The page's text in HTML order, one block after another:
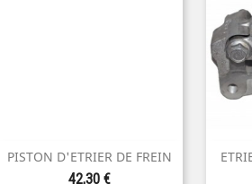
PISTON D'ETRIER DE FREIN
Prix
42,30 €
Aperçu rapide